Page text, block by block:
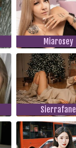
Miarosey
Sierrafane